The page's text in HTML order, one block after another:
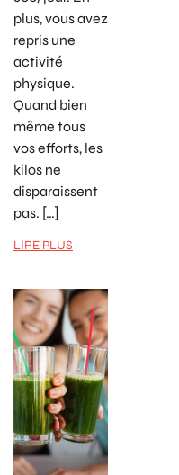
plus, vous avez
repris une
activité
physique.
Quand bien
même tous
vos efforts, les
kilos ne
disparaissent
pas. […]
LIRE PLUS